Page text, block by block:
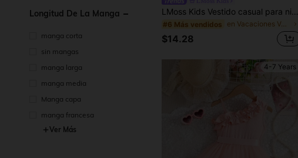
Longitud De La Manga
manga corta
sin mangas
manga larga
manga media
Manga capa
manga francesa
Ver Más
LMoss Kids Vestido casual para niña con cuello cuadrado, volantes en el bajo y estampado floral ditsy de gasa
#6 Más vendidos en Vacaciones Vestidos para niñas
$14.28
4-7 Years